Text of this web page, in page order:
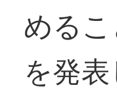
める
を発表